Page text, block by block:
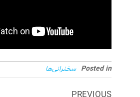
Posted in سخنرانی‌ها